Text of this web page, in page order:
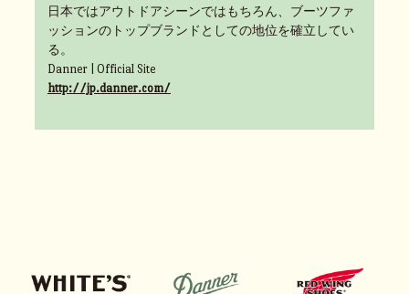
日本ではアウトドアシーンではもちろん、ブーツファ
ッションのトップブランドとしての地位を確立してい
る。
Danner | Official Site
http://jp.danner.com/